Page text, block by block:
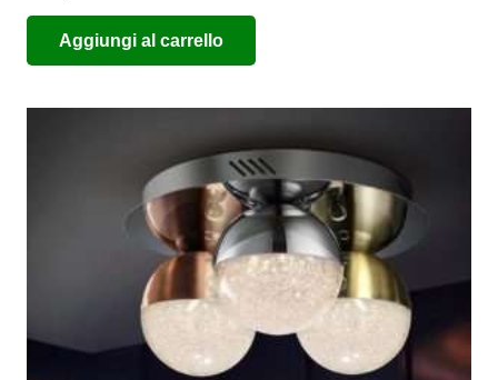
Aggiungi al carrello